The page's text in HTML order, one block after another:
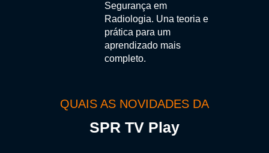
Segurança em
Radiologia. Una teoria e
prática para um
aprendizado mais
completo.
QUAIS AS NOVIDADES DA
SPR TV Play